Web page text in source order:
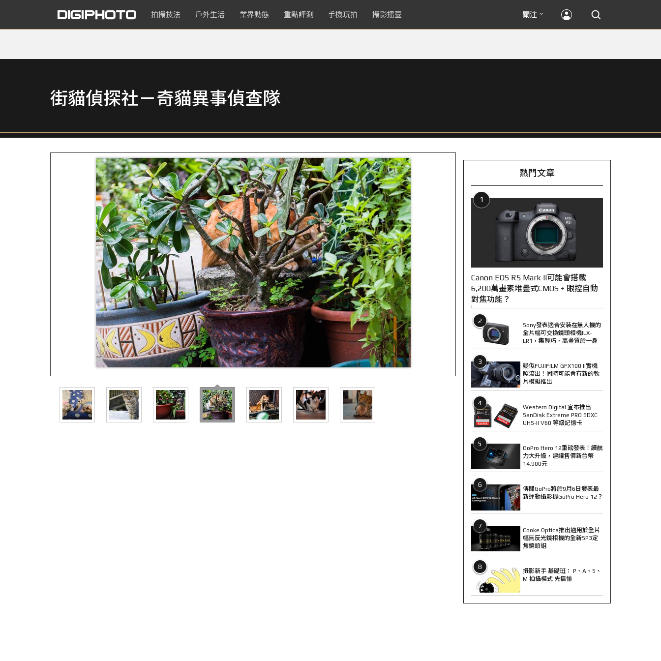
拍攝技法 戶外生活 業界動態 重點評測 手機玩拍 攝影擂臺 關注
街貓偵探社－奇貓異事偵查隊
熱門文章
1
Canon EOS R5 Mark II可能會搭載
6,200萬畫素堆疊式CMOS + 眼控自動
對焦功能？
2
Sony發表適合安裝在無人機的
全片幅可交換鏡頭相機ILX-
LR1，集輕巧、高畫質於一身
3
疑似FUJIFILM GFX100 II實機
照流出！同時可能會有新的軟
片模擬推出
4
Western Digital 宣布推出
SanDisk Extreme PRO SDXC
UHS-II V60 等級記憶卡
5
GoPro Hero 12重磅發表！續航
力大升級，建議售價新台幣
14,900元
6
傳聞GoPro將於9月6日發表最
新運動攝影機GoPro Hero 12？
7
Cooke Optics推出適用於全片
幅無反光鏡相機的全新SP3定
焦鏡頭組
8
攝影新手 基礎班： P、A、S、
M 拍攝模式 先搞懂